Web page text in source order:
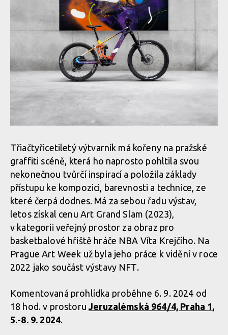
Třiačtyřicetiletý výtvarník má kořeny na pražské
graffiti scéně, která ho naprosto pohltila svou
nekonečnou tvůrčí inspirací a položila základy
přístupu ke kompozici, barevnosti a technice, ze
které čerpá dodnes. Má za sebou řadu výstav,
letos získal cenu Art Grand Slam (2023),
v kategorii veřejný prostor za obraz pro
basketbalové hřiště hráče NBA Víta Krejčího. Na
Prague Art Week už byla jeho práce k vidění v roce
2022 jako součást výstavy NFT.
Komentovaná prohlídka proběhne 6. 9. 2024 od
18 hod. v prostoruJeruzalémská 964/4, Praha 1,
5.-8. 9. 2024.